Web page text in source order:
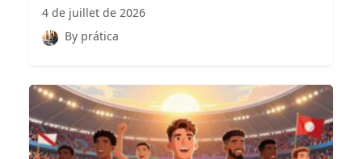
4 de juillet de 2026
By prática